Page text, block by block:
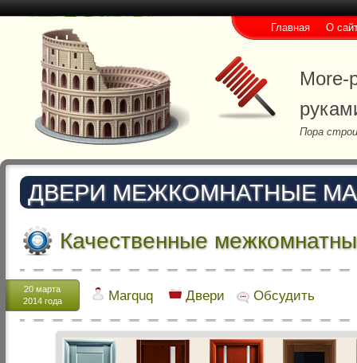
More-
Пора
Главная О
ДВЕРИ МЕЖКОМНАТНЫЕ
Качественные
20 марта
2014 года
Marquq Двери Обсудить